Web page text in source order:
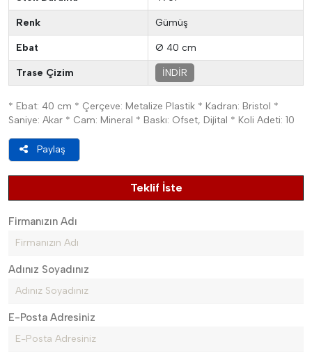
Renk Gümüş
Ebat Ø 40 cm
Trase Çizim İNDİR
* Ebat: 40 cm * Çerçeve: Metalize Plastik * Kadran: Bristol *
Saniye: Akar * Cam: Mineral * Baskı: Ofset, Dijital * Koli Adeti: 10
Paylaş
Teklif İste
Firmanızın Adı
Adınız Soyadınız
E-Posta Adresiniz